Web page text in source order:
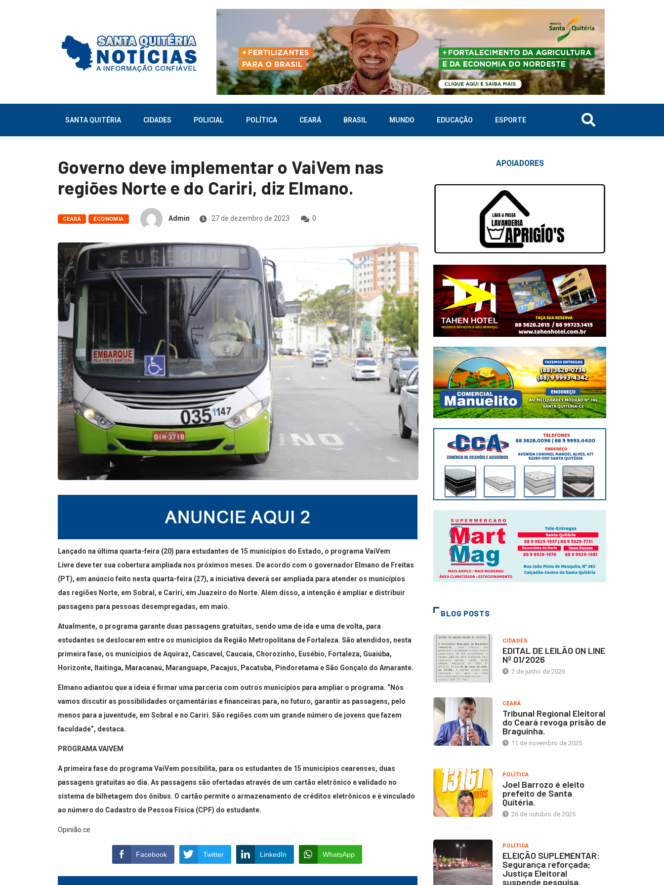
SANTA QUITÉRIA CIDADES POLICIAL POLÍTICA CEARÁ BRASIL MUNDO EDUCAÇÃO ESPORTE
Governo deve implementar o VaiVem nas
regiões Norte e do Cariri, diz Elmano.
CEARÁ ECONOMIA Admin 27 de dezembro de 2023 0
Lançado na última quarta-feira (20) para estudantes de 15 municípios do Estado, o programa VaiVem
Livre deve ter sua cobertura ampliada nos próximos meses. De acordo com o governador Elmano de Freitas
(PT), em anúncio feito nesta quarta-feira (27), a iniciativa deverá ser ampliada para atender os municípios
das regiões Norte, em Sobral, e Cariri, em Juazeiro do Norte. Além disso, a intenção é ampliar e distribuir
passagens para pessoas desempregadas, em maio.
Atualmente, o programa garante duas passagens gratuitas, sendo uma de ida e uma de volta, para
estudantes se deslocarem entre os municípios da Região Metropolitana de Fortaleza. São atendidos, nesta
primeira fase, os municípios de Aquiraz, Cascavel, Caucaia, Chorozinho, Eusébio, Fortaleza, Guaiúba,
Horizonte, Itaitinga, Maracanaú, Maranguape, Pacajus, Pacatuba, Pindoretama e São Gonçalo do Amarante.
Elmano adiantou que a ideia é firmar uma parceria com outros municípios para ampliar o programa. “Nós
vamos discutir as possibilidades orçamentárias e financeiras para, no futuro, garantir as passagens, pelo
menos para a juventude, em Sobral e no Cariri. São regiões com um grande número de jovens que fazem
faculdade”, destaca.
PROGRAMA VAIVEM
A primeira fase do programa VaiVem possibilita, para os estudantes de 15 municípios cearenses, duas
passagens gratuitas ao dia. As passagens são ofertadas através de um cartão eletrônico e validado no
sistema de bilhetagem dos ônibus. O cartão permite o armazenamento de créditos eletrônicos e é vinculado
ao número do Cadastro de Pessoa Física (CPF) do estudante.
Opinião.ce
Facebook Twitter LinkedIn WhatsApp
APOIADORES
BLOG POSTS
CIDADES
EDITAL DE LEILÃO ON LINE
Nº 01/2026
2 de junho de 2026
CEARÁ
Tribunal Regional Eleitoral
do Ceará revoga prisão de
Braguinha.
11 de novembro de 2025
POLÍTICA
Joel Barrozo é eleito
prefeito de Santa
Quitéria.
26 de outubro de 2025
POLÍTICA
ELEIÇÃO SUPLEMENTAR:
Segurança reforçada;
Justiça Eleitoral
suspende pesquisa.